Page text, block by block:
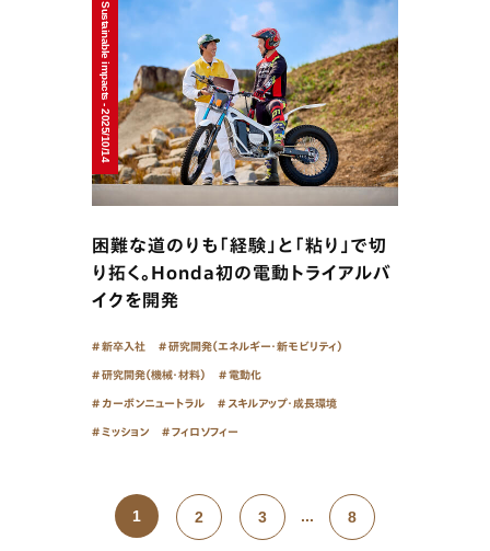
Sustainable impacts - 2025/10/14
困難な道のりも「経験」と「粘り」で切
り拓く。Honda初の電動トライアルバ
イクを開発
新卒入社 研究開発（エネルギー・新モビリティ）
研究開発（機械・材料） 電動化
カーボンニュートラル スキルアップ・成長環境
ミッション フィロソフィー
1 2 3 ... 8